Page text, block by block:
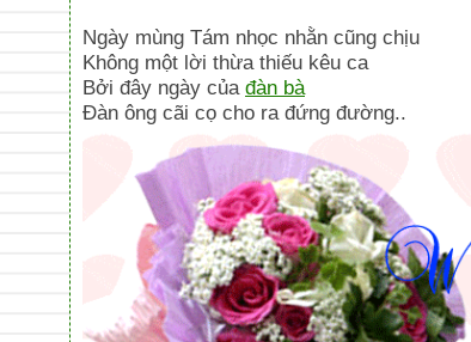
Ngày mùng Tám nhọc nhằn cũng chịu
Không một lời thừa thiếu kêu ca
Bởi đây ngày của đàn bà
Đàn ông cãi cọ cho ra đứng đường..